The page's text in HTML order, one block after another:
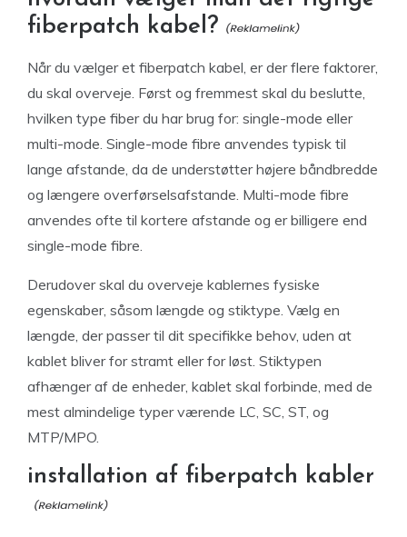
fiberpatch kabel?
Når du vælger et fiberpatch kabel, er der flere faktorer,
du skal overveje. Først og fremmest skal du beslutte,
hvilken type fiber du har brug for: single-mode eller
multi-mode. Single-mode fibre anvendes typisk til
lange afstande, da de understøtter højere båndbredde
og længere overførselsafstande. Multi-mode fibre
anvendes ofte til kortere afstande og er billigere end
single-mode fibre.
Derudover skal du overveje kablernes fysiske
egenskaber, såsom længde og stiktype. Vælg en
længde, der passer til dit specifikke behov, uden at
kablet bliver for stramt eller for løst. Stiktypen
afhænger af de enheder, kablet skal forbinde, med de
mest almindelige typer værende LC, SC, ST, og
MTP/MPO.
installation af fiberpatch kabler